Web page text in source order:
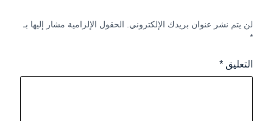
لن يتم نشر عنوان بريدك الإلكتروني.
الحقول الإلزامية مشار إليها بـ
*
التعليق *